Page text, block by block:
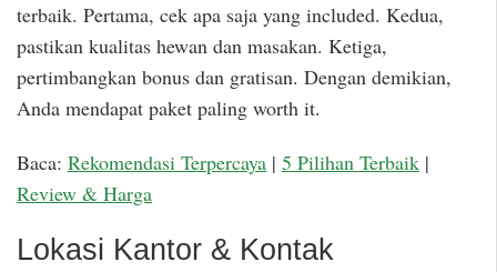
terbaik. Pertama, cek apa saja yang included. Kedua,
pastikan kualitas hewan dan masakan. Ketiga,
pertimbangkan bonus dan gratisan. Dengan demikian,
Anda mendapat paket paling worth it.
Baca: Rekomendasi Terpercaya | 5 Pilihan Terbaik |
Review & Harga
Lokasi Kantor & Kontak